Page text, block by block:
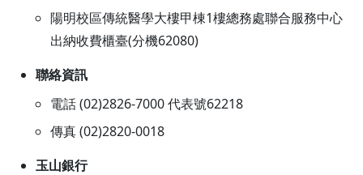
陽明校區傳統醫學大樓甲棟1樓總務處聯合服務中心
出納收費櫃臺(分機62080)
聯絡資訊
電話 (02)2826-7000 代表號62218
傳真 (02)2820-0018
玉山銀行